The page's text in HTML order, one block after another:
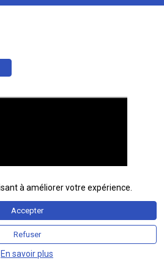
à améliorer votre expérience.
Accepter
Refuser
En savoir plus